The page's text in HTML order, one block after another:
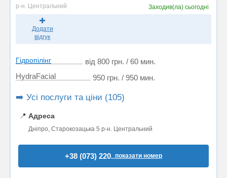
р-н. Центральний Заходив(ла)сьогодні
Додати
відгук
Гідропілінг
від 800 грн. / 60 мин.
HydraFacial
950 грн. / 950 мин.
➡️ Усі послуги та ціни (105)
📍 Адреса
Дніпро, Старокозацька 5 р-н. Центральний
+38 (073) 220..показати номер